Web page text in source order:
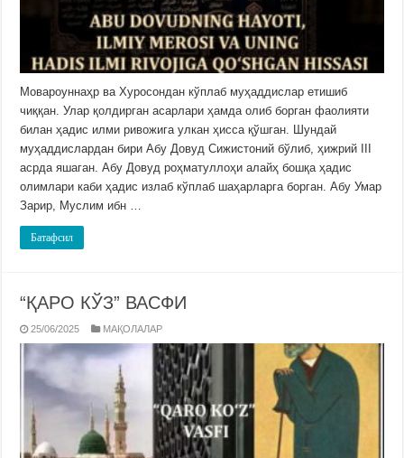
Мовароуннаҳр ва Хуросондан кўплаб муҳаддислар етишиб
чиққан. Улар қолдирган асарлари ҳамда олиб борган фаолияти
билан ҳадис илми ривожига улкан ҳисса қўшган. Шундай
муҳаддислардан бири Абу Довуд Сижистоний бўлиб, ҳижрий III
асрда яшаган. Абу Довуд роҳматуллоҳи алайҳ бошқа ҳадис
олимлари каби ҳадис излаб кўплаб шаҳарларга борган. Абу Умар
Зарир, Муслим ибн …
Батафсил
“ҚАРО КЎЗ” ВАСФИ
25/06/2025 МАҚОЛАЛАР